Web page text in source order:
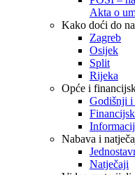
Akta o
Kako doći do
Zagreb
Osijek
Split
Rijeka
Opće i
Godišnji i
Nabava i
Natječaji